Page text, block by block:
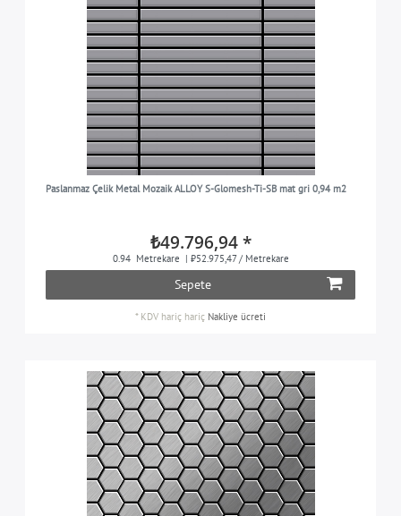
Paslanmaz Çelik Metal Mozaik ALLOY S-Glomesh-Ti-SB mat gri 0,94 m2
₺49.796,94 *
0.94 Metrekare | ₺52.975,47 / Metrekare
Sepete
* KDV hariç hariç Nakliye ücreti